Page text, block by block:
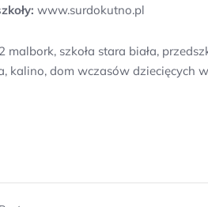
www.surdokutno.pl
malbork, szkoła stara biała,
kalino, dom wczasów dziecięcych